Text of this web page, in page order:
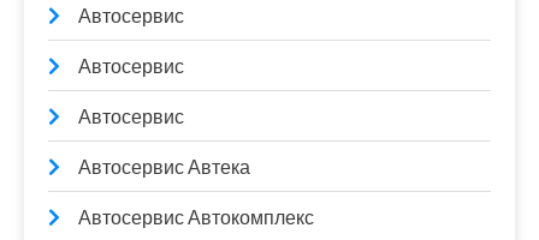
Автосервис
Автосервис
Автосервис
Автосервис Автека
Автосервис Автокомплекс